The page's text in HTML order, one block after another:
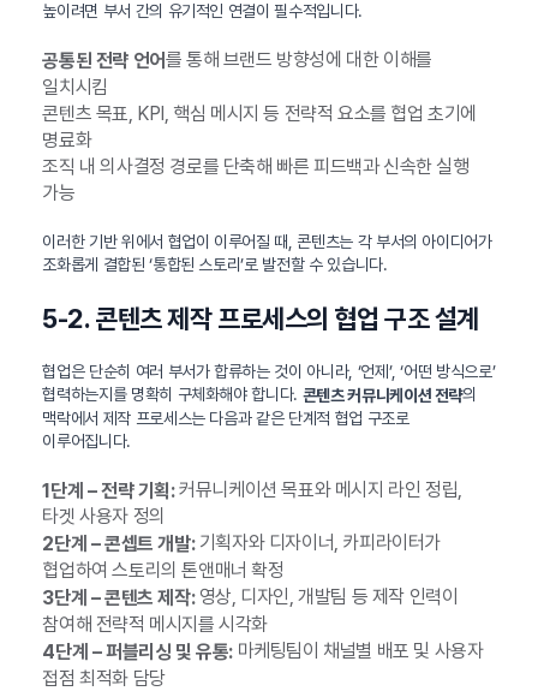
높이려면 부서 간의 유기적인 연결이 필수적입니다.
공통된 전략 언어를 통해 브랜드 방향성에 대한 이해를
일치시킴
콘텐츠 목표, KPI, 핵심 메시지 등 전략적 요소를 협업 초기에
명료화
조직 내 의사결정 경로를 단축해 빠른 피드백과 신속한 실행
가능
이러한 기반 위에서 협업이 이루어질 때, 콘텐츠는 각 부서의 아이디어가
조화롭게 결합된 ‘통합된 스토리’로 발전할 수 있습니다.
5-2. 콘텐츠 제작 프로세스의 협업 구조 설계
협업은 단순히 여러 부서가 합류하는 것이 아니라, ‘언제’, ‘어떤 방식으로’
협력하는지를 명확히 구체화해야 합니다. 콘텐츠 커뮤니케이션 전략의
맥락에서 제작 프로세스는 다음과 같은 단계적 협업 구조로
이루어집니다.
1단계 – 전략 기획:커뮤니케이션 목표와 메시지 라인 정립,
타겟 사용자 정의
2단계 – 콘셉트 개발:기획자와 디자이너, 카피라이터가
협업하여 스토리의 톤앤매너 확정
3단계 – 콘텐츠 제작:영상, 디자인, 개발팀 등 제작 인력이
참여해 전략적 메시지를 시각화
4단계 – 퍼블리싱 및 유통:마케팅팀이 채널별 배포 및 사용자
접점 최적화 담당